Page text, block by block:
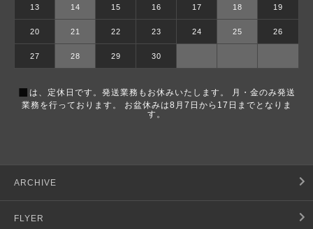
13 14 15 16 17 18 19
20 21 22 23 24 25 26
27 28 29 30
■ は、定休日です。発送業務もお休みいたします。 月・金のみ発送
業務を行っております。 お盆休みは8月7日から17日までとなりま
す。
ARCHIVE
FLYER